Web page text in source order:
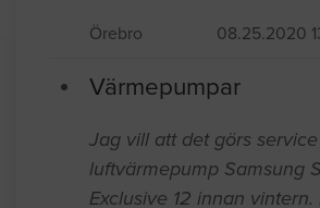
Örebro 08.25.2020
Värmepumpar
Jag vill att det görs
luftvärmepump Samsung
Exclusive 12 innan